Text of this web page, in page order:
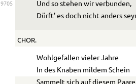
9705
Und so stehen wir verbunden,
Dürft’ es doch nicht anders
CHOR.
Wohlgefallen vieler Jahre
In des Knaben mildem Schein